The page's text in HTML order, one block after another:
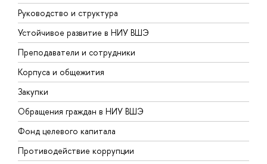
Руководство и структура
Устойчивое развитие в НИУ ВШЭ
Преподаватели и сотрудники
Корпуса и общежития
Закупки
Обращения граждан в НИУ ВШЭ
Фонд целевого капитала
Противодействие коррупции